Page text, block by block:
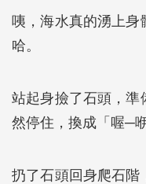
咦，海水真的湧上身
哈。
站起身撿了石頭，準
然停住，換成「喔─
扔了石頭回身爬石階